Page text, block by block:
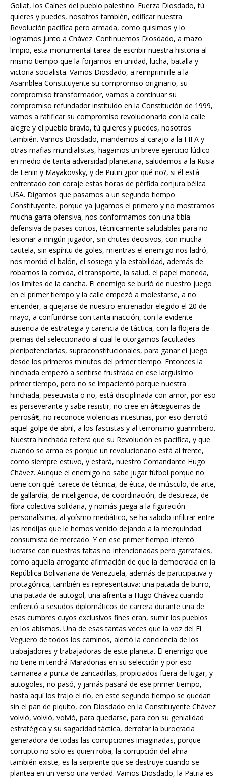
Goliat, los Caínes del pueblo palestino. Fuerza Diosdado, tú
quieres y puedes, nosotros también, edificar nuestra
Revolución pacífica pero armada, como quisimos y lo
logramos junto a Chávez. Continuemos Diosdado, a mazo
limpio, esta monumental tarea de escribir nuestra historia al
mismo tiempo que la forjamos en unidad, lucha, batalla y
victoria socialista. Vamos Diosdado, a reimprimirle a la
Asamblea Constituyente su compromiso originario, su
compromiso transformador, vamos a continuar su
compromiso refundador instituido en la Constitución de 1999,
vamos a ratificar su compromiso revolucionario con la calle
alegre y el pueblo bravío, tú quieres y puedes, nosotros
también. Vamos Diosdado, mandemos al carajo a la FIFA y
otras mafias mundialistas, hagamos un breve ejercicio lúdico
en medio de tanta adversidad planetaria, saludemos a la Rusia
de Lenin y Mayakovsky, y de Putin ¿por qué no?, si él está
enfrentado con coraje estas horas de pérfida conjura bélica
USA. Digamos que pasamos a un segundo tiempo
Constituyente, porque ya jugamos el primero y no mostramos
mucha garra ofensiva, nos conformamos con una tibia
defensiva de pases cortos, técnicamente saludables para no
lesionar a ningún jugador, sin chutes decisivos, con mucha
cautela, sin espíritu de goles, mientras el enemigo nos ladró,
nos mordió el balón, el sosiego y la estabilidad, además de
robarnos la comida, el transporte, la salud, el papel moneda,
los límites de la cancha. El enemigo se burló de nuestro juego
en el primer tiempo y la calle empezó a molestarse, a no
entender, a quejarse de nuestro entrenador elegido el 20 de
mayo, a confundirse con tanta inacción, con la evidente
ausencia de estrategia y carencia de táctica, con la flojera de
piernas del seleccionado al cual le otorgamos facultades
plenipotenciarias, supraconstitucionales, para ganar el juego
desde los primeros minutos del primer tiempo. Entonces la
hinchada empezó a sentirse frustrada en ese larguísimo
primer tiempo, pero no se impacientó porque nuestra
hinchada, peseuvista o no, está disciplinada con amor, por eso
es perseverante y sabe resistir, no cree en â€œguerras de
perrosâ€, no reconoce violencias intestinas, por eso derrotó
aquel golpe de abril, a los fascistas y al terrorismo guarimbero.
Nuestra hinchada reitera que su Revolución es pacífica, y que
cuando se arma es porque un revolucionario está al frente,
como siempre estuvo, y estará, nuestro Comandante Hugo
Chávez. Aunque el enemigo no sabe jugar fútbol porque no
tiene con qué: carece de técnica, de ética, de músculo, de arte,
de gallardía, de inteligencia, de coordinación, de destreza, de
fibra colectiva solidaria, y nomás juega a la figuración
personalísima, al yoísmo mediático, se ha sabido infiltrar entre
las rendijas que le hemos venido dejando a la mezquindad
consumista de mercado. Y en ese primer tiempo intentó
lucrarse con nuestras faltas no intencionadas pero garrafales,
como aquella arrogante afirmación de que la democracia en la
República Bolivariana de Venezuela, además de participativa y
protagónica, también es representativa: una patada de burro,
una patada de autogol, una afrenta a Hugo Chávez cuando
enfrentó a sesudos diplomáticos de carrera durante una de
esas cumbres cuyos exclusivos fines eran, sumir los pueblos
en los abismos. Una de esas tantas veces que la voz del El
Veguero de todos los caminos, alertó la conciencia de los
trabajadores y trabajadoras de este planeta. El enemigo que
no tiene ni tendrá Maradonas en su selección y por eso
caimanea a punta de zancadillas, propiciados fuera de lugar, y
autogoles, no pasó, y jamás pasará de ese primer tiempo,
hasta aquí los trajo el río, en este segundo tiempo se quedan
sin el pan de piquito, con Diosdado en la Constituyente Chávez
volvió, volvió, volvió, para quedarse, para con su genialidad
estratégica y su sagacidad táctica, derrotar la burocracia
generadora de todas las corrupciones imaginadas, porque
corrupto no solo es quien roba, la corrupción del alma
también existe, es la serpiente que se destruye cuando se
plantea en un verso una verdad. Vamos Diosdado, la Patria es